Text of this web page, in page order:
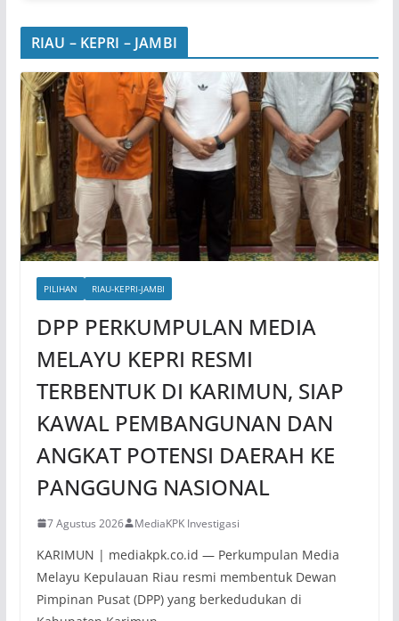
RIAU – KEPRI – JAMBI
PILIHAN RIAU-KEPRI-JAMBI
DPP PERKUMPULAN MEDIA
MELAYU KEPRI RESMI
TERBENTUK DI KARIMUN, SIAP
KAWAL PEMBANGUNAN DAN
ANGKAT POTENSI DAERAH KE
PANGGUNG NASIONAL
7 Agustus 2026 MediaKPK Investigasi
KARIMUN | mediakpk.co.id — Perkumpulan Media
Melayu Kepulauan Riau resmi membentuk Dewan
Pimpinan Pusat (DPP) yang berkedudukan di